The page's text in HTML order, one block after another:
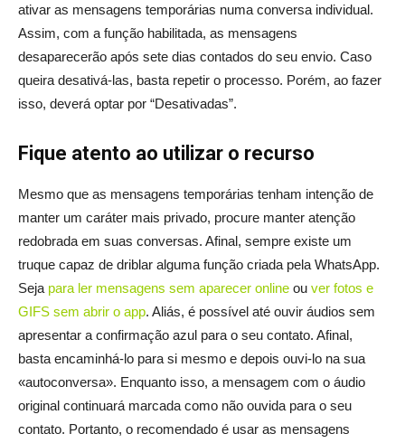
ativar as mensagens temporárias numa conversa individual.
Assim, com a função habilitada, as mensagens
desaparecerão após sete dias contados do seu envio. Caso
queira desativá-las, basta repetir o processo. Porém, ao fazer
isso, deverá optar por “Desativadas”.
Fique atento ao utilizar o recurso
Mesmo que as mensagens temporárias tenham intenção de
manter um caráter mais privado, procure manter atenção
redobrada em suas conversas. Afinal, sempre existe um
truque capaz de driblar alguma função criada pela WhatsApp.
Seja para ler mensagens sem aparecer online ou ver fotos e
GIFS sem abrir o app. Aliás, é possível até ouvir áudios sem
apresentar a confirmação azul para o seu contato. Afinal,
basta encaminhá-lo para si mesmo e depois ouvi-lo na sua
«autoconversa». Enquanto isso, a mensagem com o áudio
original continuará marcada como não ouvida para o seu
contato. Portanto, o recomendado é usar as mensagens